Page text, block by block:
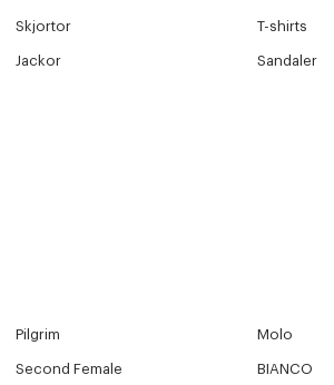
Skjortor T-shirts
Jackor Sandaler
Pilgrim Molo
Second Female BIANCO